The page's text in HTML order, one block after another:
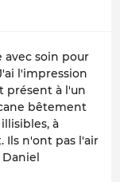
avec soin pour
l'impression
présent à l'un
bêtement
à
Ils n'ont pas l'air